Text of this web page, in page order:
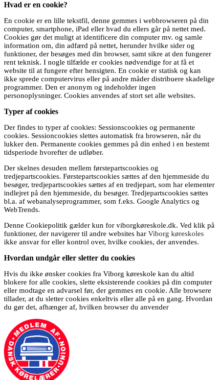
Hvad er en cookie?
En cookie er en lille tekstfil, denne gemmes i webbrowseren på din
computer, smartphone, iPad eller hvad du ellers går på nettet med.
Cookies gør det muligt at identificere din computer mv. og samle
information om, din adfærd på nettet, herunder hvilke sider og
funktioner, der besøges med din browser, samt sikre at den fungerer
rent teknisk. I nogle tilfælde er cookies nødvendige for at få et
website til at fungere efter hensigten. En cookie er statisk og kan
ikke sprede computervirus eller på andre måder distribuere skadelige
programmer. Den er anonym og indeholder ingen
personoplysninger. Cookies anvendes af stort set alle websites.
Typer af cookies
Der findes to typer af cookies: Sessionscookies og permanente
cookies. Sessioncookies slettes automatisk fra browseren, når du
lukker den. Permanente cookies gemmes på din enhed i en bestemt
tidsperiode hvorefter de udløber.
Der skelnes desuden mellem førstepartscookies og
tredjepartscookies. Førstepartscookies sættes af den hjemmeside du
besøger, tredjepartscookies sættes af en tredjepart, som har elementer
indlejret på den hjemmeside, du besøger. Tredjepartscookies sættes
bl.a. af webanalyseprogrammer, som f.eks. Google Analytics og
WebTrends.
Denne Cookiepolitik gælder kun for viborgkøreskole.dk. Ved klik på
funktioner, der navigerer til andre websites har Viborg køreskoles
ikke ansvar for eller kontrol over, hvilke cookies, der anvendes.
Hvordan undgår eller sletter du cookies
Hvis du ikke ønsker cookies fra Viborg køreskole kan du altid
blokere for alle cookies, slette eksisterende cookies på din computer
eller modtage en advarsel før, der gemmes en cookie. Alle browsere
tillader, at du sletter cookies enkeltvis eller alle på en gang. Hvordan
du gør det, afhænger af, hvilken browser du anvender